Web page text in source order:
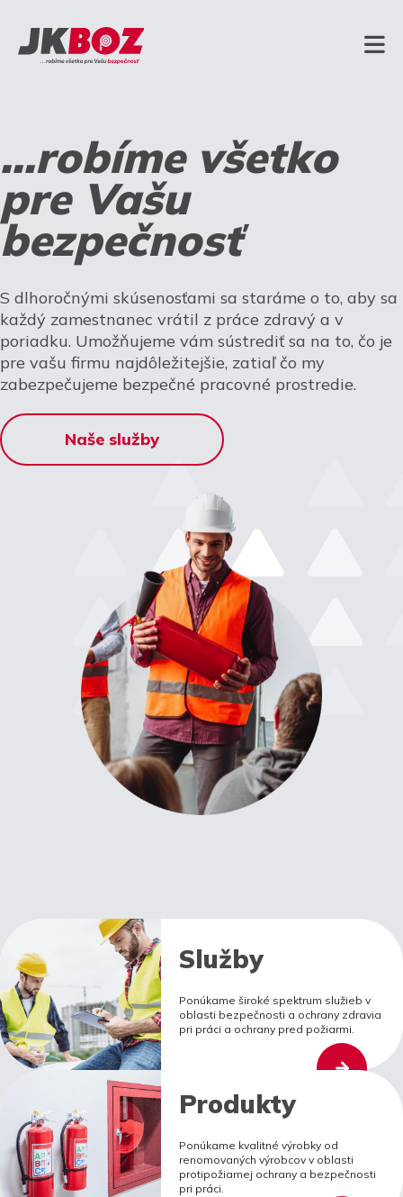
...robíme všetko
pre Vašu
bezpečnosť
S dlhoročnými skúsenosťami sa staráme o to, aby sa
každý zamestnanec vrátil z práce zdravý a v
poriadku. Umožňujeme vám sústrediť sa na to, čo je
pre vašu firmu najdôležitejšie, zatiaľ čo my
zabezpečujeme bezpečné pracovné prostredie.
Naše služby
Služby
Ponúkame široké spektrum služieb v
oblasti bezpečnosti a ochrany zdravia
pri práci a ochrany pred požiarmi.
Produkty
Ponúkame kvalitné výrobky od
renomovaných výrobcov v oblasti
protipožiarnej ochrany a bezpečnosti
pri práci.